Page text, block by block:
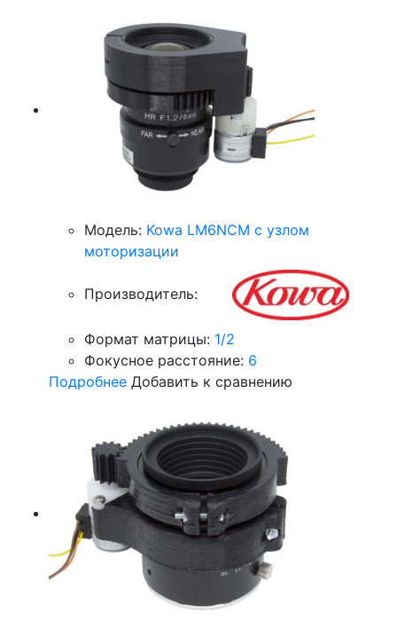
Модель: Kowa LM6NCM с узлом
моторизации
Производитель:
Формат матрицы: 1/2
Фокусное расстояние: 6
Подробнее Добавить к сравнению